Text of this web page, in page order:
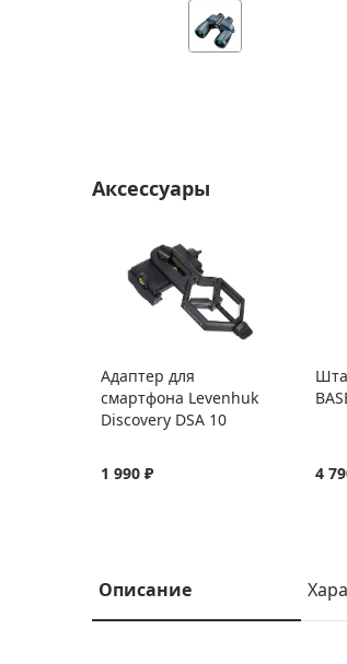
Подарки
Аксессуары
Адаптер для
смартфона Levenhuk
Discovery DSA 10
1 990 ₽ 4
Описание